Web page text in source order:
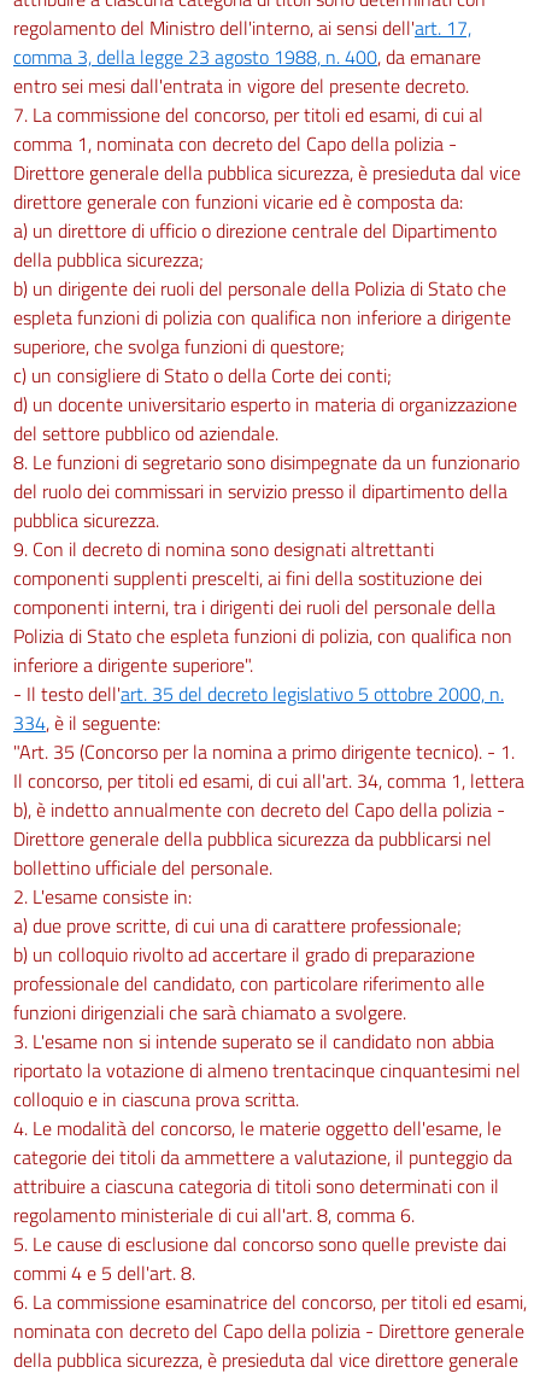
regolamento del Ministro dell'interno, ai sensi dell'art. 17,
comma 3, della legge 23 agosto 1988, n. 400, da emanare
entro sei mesi dall'entrata in vigore del presente decreto.
7. La commissione del concorso, per titoli ed esami, di cui al
comma 1, nominata con decreto del Capo della polizia -
Direttore generale della pubblica sicurezza, è presieduta dal vice
direttore generale con funzioni vicarie ed è composta da:
a) un direttore di ufficio o direzione centrale del Dipartimento
della pubblica sicurezza;
b) un dirigente dei ruoli del personale della Polizia di Stato che
espleta funzioni di polizia con qualifica non inferiore a dirigente
superiore, che svolga funzioni di questore;
c) un consigliere di Stato o della Corte dei conti;
d) un docente universitario esperto in materia di organizzazione
del settore pubblico od aziendale.
8. Le funzioni di segretario sono disimpegnate da un funzionario
del ruolo dei commissari in servizio presso il dipartimento della
pubblica sicurezza.
9. Con il decreto di nomina sono designati altrettanti
componenti supplenti prescelti, ai fini della sostituzione dei
componenti interni, tra i dirigenti dei ruoli del personale della
Polizia di Stato che espleta funzioni di polizia, con qualifica non
inferiore a dirigente superiore".
- Il testo dell'art. 35 del decreto legislativo 5 ottobre 2000, n.
334, è il seguente:
"Art. 35 (Concorso per la nomina a primo dirigente tecnico). - 1.
Il concorso, per titoli ed esami, di cui all'art. 34, comma 1, lettera
b), è indetto annualmente con decreto del Capo della polizia -
Direttore generale della pubblica sicurezza da pubblicarsi nel
bollettino ufficiale del personale.
2. L'esame consiste in:
a) due prove scritte, di cui una di carattere professionale;
b) un colloquio rivolto ad accertare il grado di preparazione
professionale del candidato, con particolare riferimento alle
funzioni dirigenziali che sarà chiamato a svolgere.
3. L'esame non si intende superato se il candidato non abbia
riportato la votazione di almeno trentacinque cinquantesimi nel
colloquio e in ciascuna prova scritta.
4. Le modalità del concorso, le materie oggetto dell'esame, le
categorie dei titoli da ammettere a valutazione, il punteggio da
attribuire a ciascuna categoria di titoli sono determinati con il
regolamento ministeriale di cui all'art. 8, comma 6.
5. Le cause di esclusione dal concorso sono quelle previste dai
commi 4 e 5 dell'art. 8.
6. La commissione esaminatrice del concorso, per titoli ed esami,
nominata con decreto del Capo della polizia - Direttore generale
della pubblica sicurezza, è presieduta dal vice direttore generale